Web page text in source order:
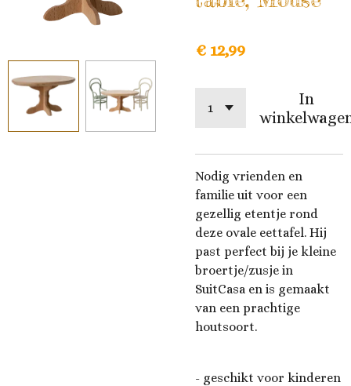
€ 12,99
In
Nodig vrienden en
familie uit voor een
gezellig etentje rond
deze ovale eettafel. Hij
past perfect bij je kleine
broertje/zusje in
SuitCasa en is gemaakt
van een prachtige
houtsoort.
- geschikt voor kinderen